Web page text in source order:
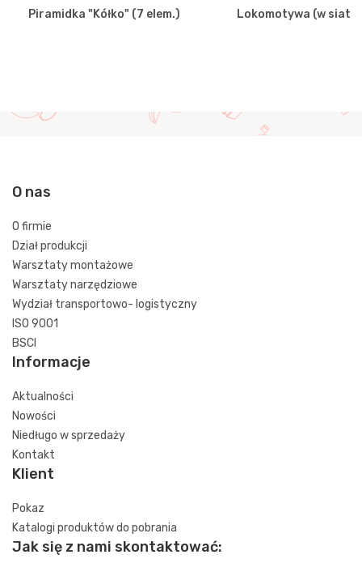
Piramidka "Kółko" (7 elem.)
Lokomotywa (w
O nas
O firmie
Dział produkcji
Warsztaty montażowe
Warsztaty narzędziowe
Wydział transportowo- logistyczny
ISO 9001
BSCI
Informacje
Aktualności
Nowości
Niedługo w sprzedaży
Kontakt
Klient
Pokaz
Katalogi produktów do pobrania
Jak się z nami skontaktować: